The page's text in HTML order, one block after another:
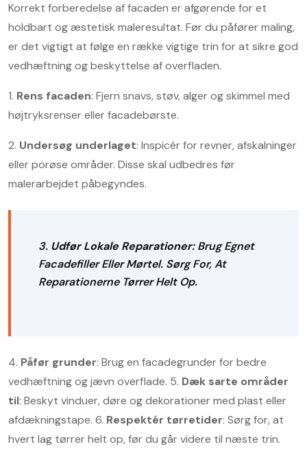
Korrekt forberedelse af facaden er afgørende for et
holdbart og æstetisk maleresultat. Før du påfører maling,
er det vigtigt at følge en række vigtige trin for at sikre god
vedhæftning og beskyttelse af overfladen.
1. Rens facaden: Fjern snavs, støv, alger og skimmel med
højtryksrenser eller facadebørste.
2. Undersøg underlaget: Inspicér for revner, afskalninger
eller porøse områder. Disse skal udbedres før
malerarbejdet påbegyndes.
3. Udfør Lokale Reparationer: Brug Egnet
Facadefiller Eller Mørtel. Sørg For, At
Reparationerne Tørrer Helt Op.
4. Påfør grunder: Brug en facadegrunder for bedre
vedhæftning og jævn overflade. 5. Dæk sarte områder
til: Beskyt vinduer, døre og dekorationer med plast eller
afdækningstape. 6. Respektér tørretider: Sørg for, at
hvert lag tørrer helt op, før du går videre til næste trin.